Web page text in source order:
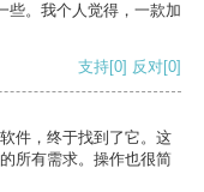
些。我个人觉得，一款加
支持[0] 反对[0]
件，终于找到了它。这
所有需求。操作也很简